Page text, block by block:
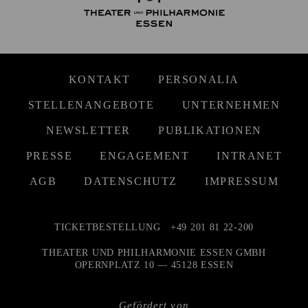
KONTAKT PERSONALIA
STELLENANGEBOTE UNTERNEHMEN
NEWSLETTER PUBLIKATIONEN
PRESSE ENGAGEMENT INTRANET
AGB DATENSCHUTZ IMPRESSUM
Gefördert von
TICKETBESTELLUNG +49 201 81 22-200
THEATER UND PHILHARMONIE ESSEN GMBH
OPERNPLATZ 10 — 45128 ESSEN